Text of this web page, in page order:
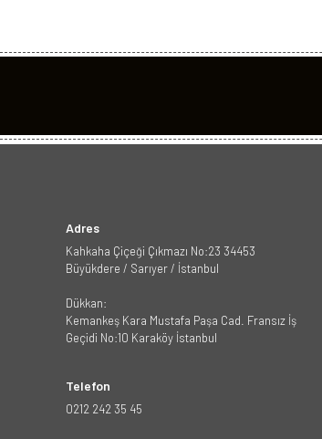
Adres
Kahkaha Çiçeği Çıkmazı No:23 34453
Büyükdere / Sarıyer / İstanbul
Dükkan:
Kemankeş Kara Mustafa Paşa Cad. Fransız İş
Geçidi No:10 Karaköy İstanbul
Telefon
0212 242 35 45